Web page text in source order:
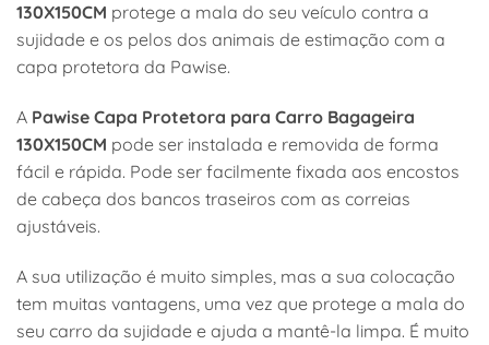
130X150CM protege a mala do seu veículo contra a
sujidade e os pelos dos animais de estimação com a
capa protetora da Pawise.
A Pawise Capa Protetora para Carro Bagageira
130X150CM pode ser instalada e removida de forma
fácil e rápida. Pode ser facilmente fixada aos encostos
de cabeça dos bancos traseiros com as correias
ajustáveis.
A sua utilização é muito simples, mas a sua colocação
tem muitas vantagens, uma vez que protege a mala do
seu carro da sujidade e ajuda a mantê-la limpa. É muito